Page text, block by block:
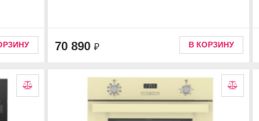
70 890 ₽ В КОРЗИНУ